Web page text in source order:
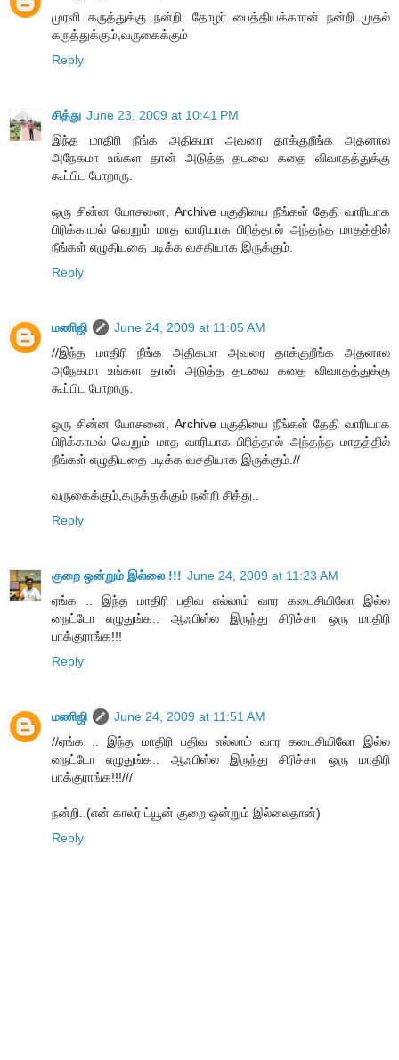
முரளி கருத்துக்கு நன்றி...தோழர் பைத்தியக்காரன் நன்றி..முதல்
கருத்துக்கும்,வருகைக்கும்
Reply
சித்து June 23, 2009 at 10:41 PM
இந்த மாதிரி நீங்க அதிகமா அவரை தாக்குறீங்க அதனால
அநேகமா உங்கள தான் அடுத்த தடவை கதை விவாதத்துக்கு
கூப்பிட போறாரு.
ஒரு சின்ன யோசனை, Archive பகுதியை நீங்கள் தேதி வாரியாக
பிரிக்காமல் வெறும் மாத வாரியாக பிரித்தால் அந்தந்த மாதத்தில்
நீங்கள் எழுதியதை படிக்க வசதியாக இருக்கும்.
Reply
மணிஜி
June 24, 2009 at 11:05 AM
//இந்த மாதிரி நீங்க அதிகமா அவரை தாக்குறீங்க அதனால
அநேகமா உங்கள தான் அடுத்த தடவை கதை விவாதத்துக்கு
கூப்பிட போறாரு.
ஒரு சின்ன யோசனை, Archive பகுதியை நீங்கள் தேதி வாரியாக
பிரிக்காமல் வெறும் மாத வாரியாக பிரித்தால் அந்தந்த மாதத்தில்
நீங்கள் எழுதியதை படிக்க வசதியாக இருக்கும்.//
வருகைக்கும்,கருத்துக்கும் நன்றி சித்து..
Reply
குறை ஒன்றும் இல்லை !!! June 24, 2009 at 11:23 AM
ஏங்க .. இந்த மாதிரி பதிவ எல்லாம் வார கடைசியிலோ இல்ல
நைட்டோ எழுதுங்க.. ஆஃபிஸ்ல இருந்து சிரிச்சா ஒரு மாதிரி
பாக்குராங்க!!!
Reply
மணிஜி
June 24, 2009 at 11:51 AM
//ஏங்க .. இந்த மாதிரி பதிவ எல்லாம் வார கடைசியிலோ இல்ல
நைட்டோ எழுதுங்க.. ஆஃபிஸ்ல இருந்து சிரிச்சா ஒரு மாதிரி
பாக்குராங்க!!!///
நன்றி..(என் காலர் ட்யூன் குறை ஒன்றும் இல்லைதான்)
Reply